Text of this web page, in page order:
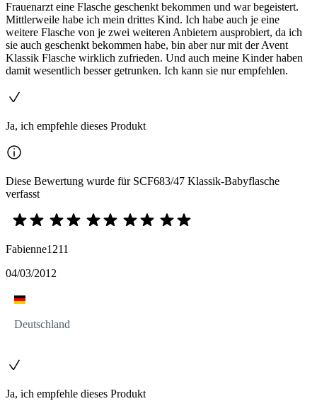
Frauenarzt eine Flasche geschenkt bekommen und war begeistert.
Mittlerweile habe ich mein drittes Kind. Ich habe auch je eine
weitere Flasche von je zwei weiteren Anbietern ausprobiert, da ich
sie auch geschenkt bekommen habe, bin aber nur mit der Avent
Klassik Flasche wirklich zufrieden. Und auch meine Kinder haben
damit wesentlich besser getrunken. Ich kann sie nur empfehlen.
Ja, ich empfehle dieses Produkt
Diese Bewertung wurde für SCF683/47 Klassik-Babyflasche
verfasst
Fabienne1211
04/03/2012
Deutschland
Ja, ich empfehle dieses Produkt